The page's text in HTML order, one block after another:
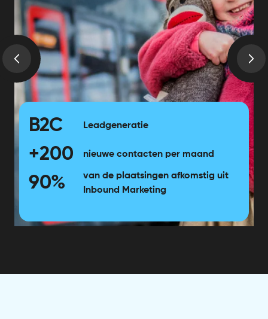
B2C Leadgeneratie
+200 nieuwe contacten per maand
90%
van de plaatsingen afkomstig uit
Inbound Marketing